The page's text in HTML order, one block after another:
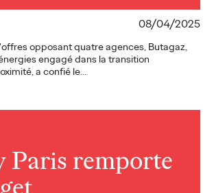
08/04/2025
opposant quatre agences, Butagaz,
engagé dans la transition
a confié le…
Paris remporte